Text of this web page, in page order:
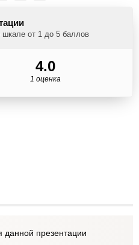
шкале от 1 до 5 баллов
4.0
1 оценка
данной презентации